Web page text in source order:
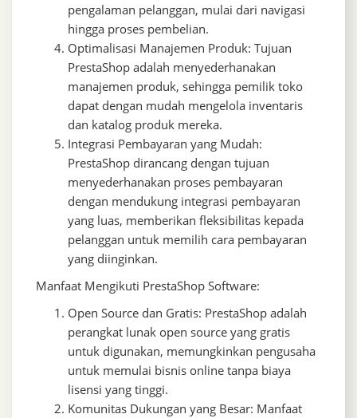
pengalaman pelanggan, mulai dari navigasi
hingga proses pembelian.
Optimalisasi Manajemen Produk: Tujuan
PrestaShop adalah menyederhanakan
manajemen produk, sehingga pemilik toko
dapat dengan mudah mengelola inventaris
dan katalog produk mereka.
Integrasi Pembayaran yang Mudah:
PrestaShop dirancang dengan tujuan
menyederhanakan proses pembayaran
dengan mendukung integrasi pembayaran
yang luas, memberikan fleksibilitas kepada
pelanggan untuk memilih cara pembayaran
yang diinginkan.
Manfaat Mengikuti PrestaShop Software:
Open Source dan Gratis: PrestaShop adalah
perangkat lunak open source yang gratis
untuk digunakan, memungkinkan pengusaha
untuk memulai bisnis online tanpa biaya
lisensi yang tinggi.
Komunitas Dukungan yang Besar: Manfaat